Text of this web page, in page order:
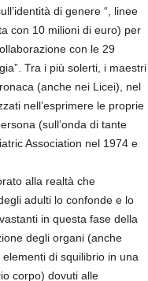
di genere “, linee
con 10 milioni di euro) per
con le 29
Tra i più solerti, i maestri
(anche nei Licei), nel
nell’esprimere le proprie
(sull’onda di tante
Association nel 1974 e
alla realtà che
adulti lo confonde e lo
in questa fase della
degli organi (anche
di squilibrio in una
corpo) dovuti alle